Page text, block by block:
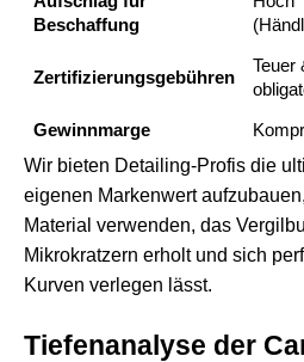
Beschaffung
Zertifizierungsgebühren
Teuer
Gewinnmarge
Wir bieten Detailing-Profis die
eigenen Markenwert
Material verwenden, das
Mikrokratzern erholt und sich
Kurven verlegen lässt.
Tiefenanalyse der